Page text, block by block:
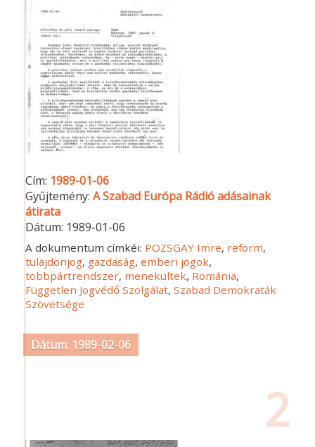
Cím: 1989-01-06
Gyűjtemény:A Szabad Európa Rádió adásainak
átirata
Dátum: 1989-01-06
A dokumentum címkéi: POZSGAY Imre, reform,
tulajdonjog, gazdaság,emberi jogok,
többpártrendszer, menekültek, Románia,
Független Jogvédő Szolgálat,Szabad Demokraták
Szövetsége
Dátum: 1989-02-06
2